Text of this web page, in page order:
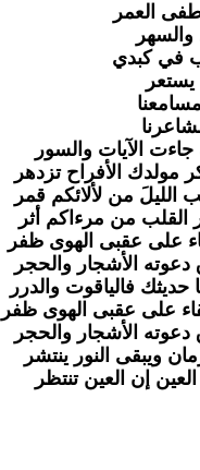
العمر
في كبدي
الآيات والسور
مولدك الأفراح تزدهر
الليلَ من لألائكم قمر
القلب من مرءاكم أثر
على عقبى الهوى ظفر
الأشجار والحجر
حديثك فالياقوت والدرر
على عقبى الهوى ظفر
الأشجار والحجر
ويبقى النور ينتشر
إن العين تنتظر